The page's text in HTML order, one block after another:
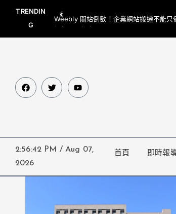
TRENDIN
G
Weebly 關站倒數！企業網站搬遷不能只
網都要一起處理
2:56:43 PM / Aug 07,
2026
首頁 即時報